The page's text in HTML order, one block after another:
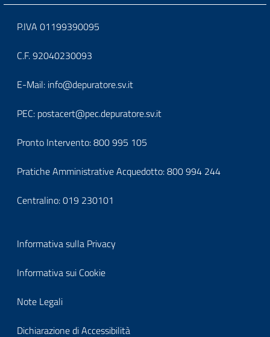
Block
it-
block-
footerindirizzo
P.IVA 01199390095
C.F. 92040230093
Block
it-
block-
footercontatti
E-Mail: info@depuratore.sv.it
PEC: postacert@pec.depuratore.sv.it
Pronto Intervento:800 995 105
Pratiche Amministrative Acquedotto:800 994 244
Centralino:019 230101
Block
it-
block-
footerprivacy
Informativa sulla Privacy
Informativa sui Cookie
Note Legali
Dichiarazione di Accessibilità